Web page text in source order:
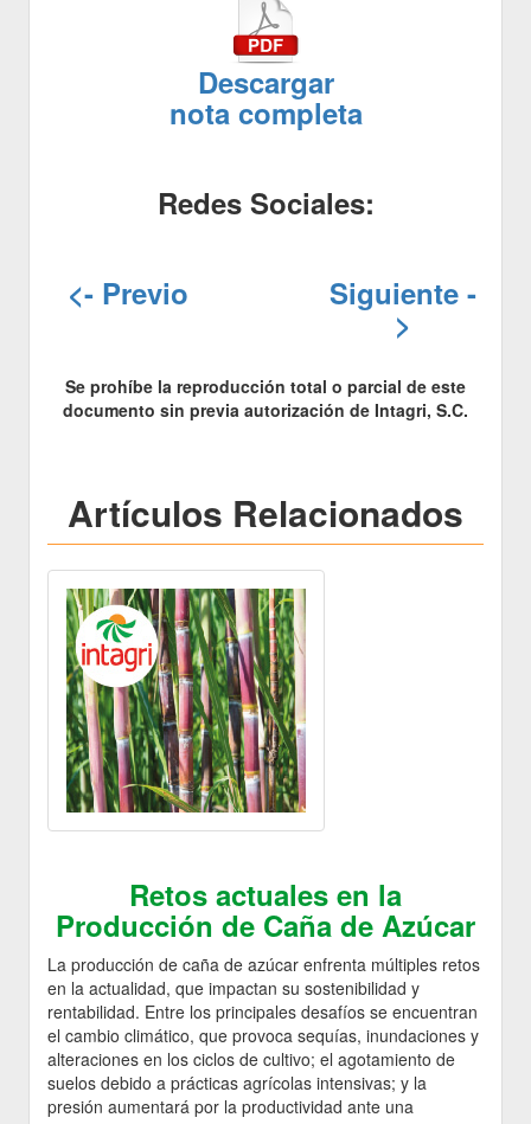
Descargar
nota completa
Redes Sociales:
<- Previo Siguiente -
>
Se prohíbe la reproducción total o parcial de este
documento sin previa autorización de Intagri, S.C.
Artículos Relacionados
Retos actuales en la
Producción de Caña de Azúcar
La producción de caña de azúcar enfrenta múltiples retos
en la actualidad, que impactan su sostenibilidad y
rentabilidad. Entre los principales desafíos se encuentran
el cambio climático, que provoca sequías, inundaciones y
alteraciones en los ciclos de cultivo; el agotamiento de
suelos debido a prácticas agrícolas intensivas; y la
presión aumentará por la productividad ante una